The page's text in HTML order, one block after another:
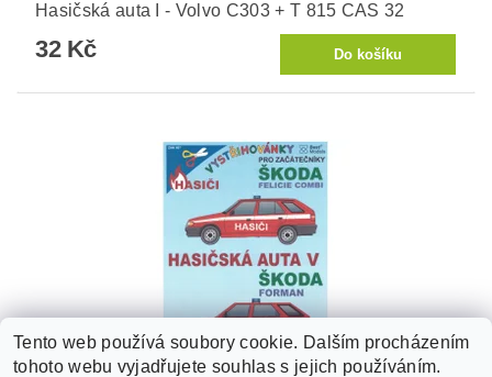
Hasičská auta I - Volvo C303 + T 815 CAS 32
32 Kč
Tento web používá soubory cookie. Dalším procházením
tohoto webu vyjadřujete souhlas s jejich používáním.